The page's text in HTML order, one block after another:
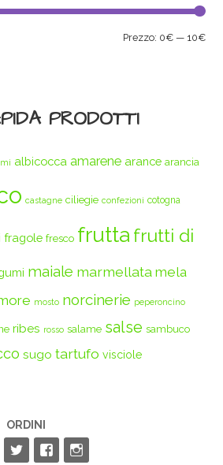
Prezzo: 0€— 10€
PRODOTTI
albicocca amarene arance arancia
castagne ciliegie confezioni cotogna
fragole fresco frutta frutti di
maiale marmellata mela
mosto norcinerie peperoncino
ribes rosso salame salse sambuco
sugo tartufo visciole
ORDINI